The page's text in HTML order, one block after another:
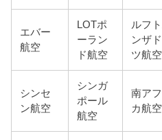
エバー
航空
LOTポ
ーラン
ド航空
ルフ
ンザ
ツ航空
シンセ
ン航空
シンガ
ポール
航空
南アフ
カ航空